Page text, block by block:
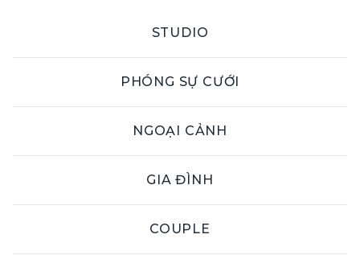
STUDIO
PHÓNG SỰ CƯỚI
NGOẠI CẢNH
GIA ĐÌNH
COUPLE